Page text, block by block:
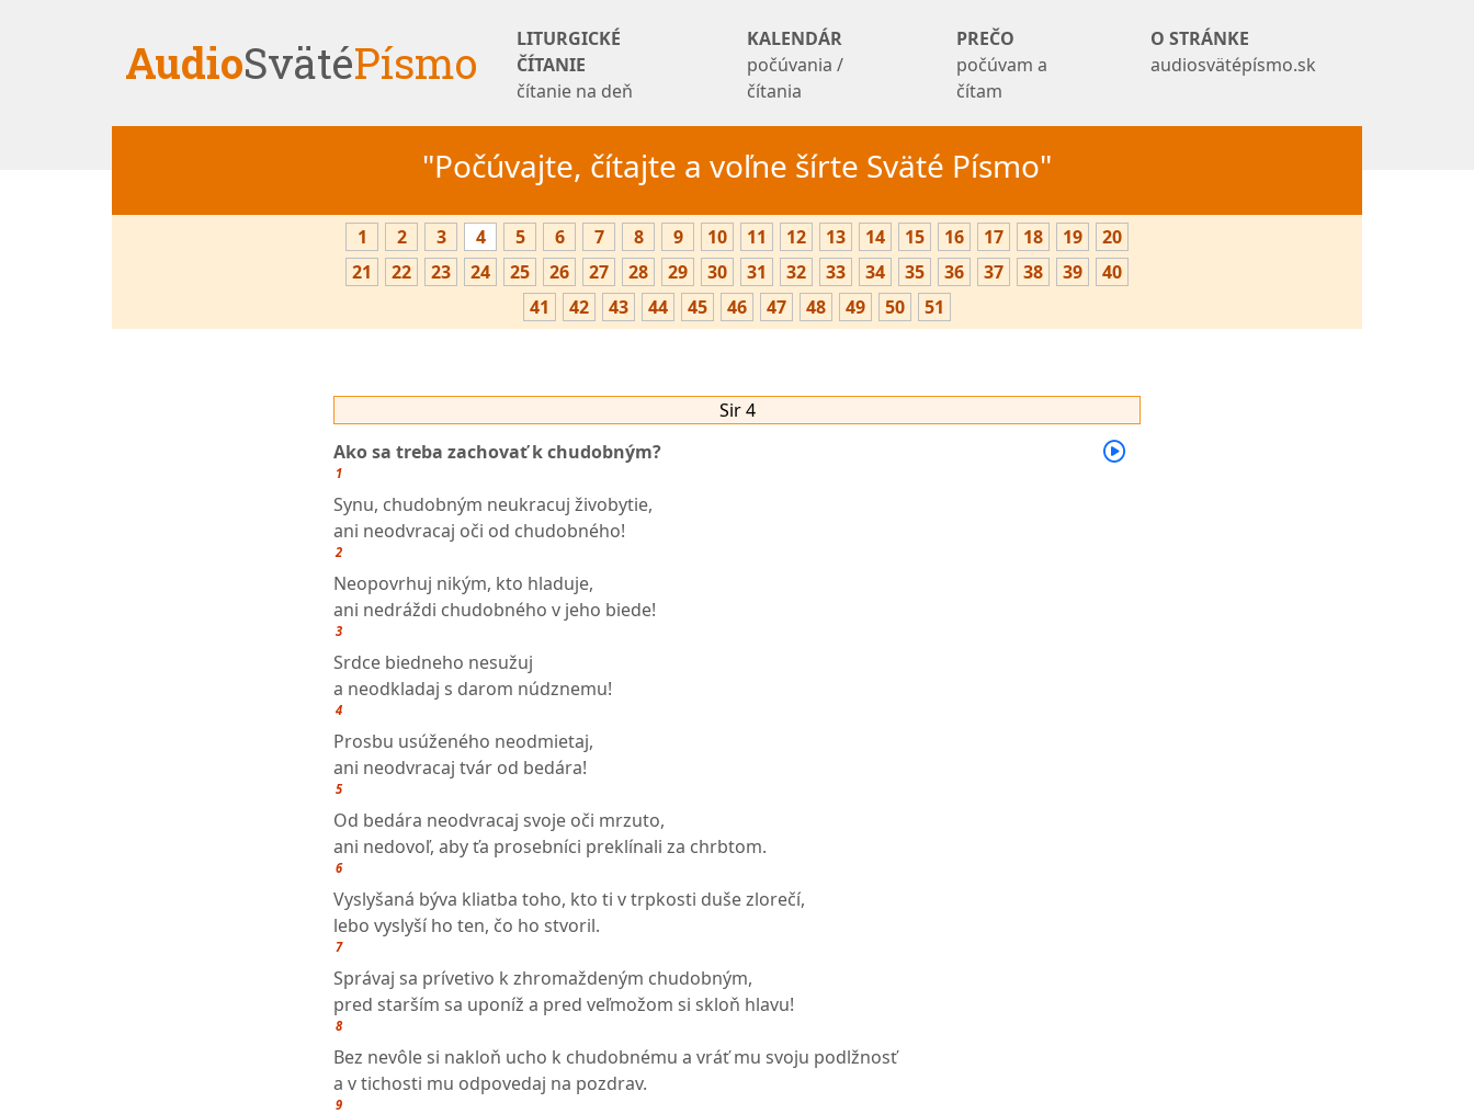
AudioSvätéPísmo
LITURGICKÉ
ČÍTANIE
čítanie na deň
KALENDÁR
počúvania /
čítania
PREČO
počúvam a
čítam
O STRÁNKE
audiosvätépísmo.sk
"Počúvajte, čítajte a voľne šírte Sväté Písmo"
1 2 3 4 5 6 7 8 9 10 11 12 13 14 15 16 17 18 19
20
21
22 23 24 25 26 27 28 29 30 31 32 33 34 35 36 37 38 39
40
41
42 43 44 45 46 47 48 49 50 51
Sir 4
Ako sa treba zachovať k chudobným?
1
Synu, chudobným neukracuj živobytie,
ani neodvracaj oči od chudobného!
2
Neopovrhuj nikým, kto hladuje,
ani nedráždi chudobného v jeho biede!
3
Srdce biedneho nesužuj
a neodkladaj s darom núdznemu!
4
Prosbu usúženého neodmietaj,
ani neodvracaj tvár od bedára!
5
Od bedára neodvracaj svoje oči mrzuto,
ani nedovoľ, aby ťa prosebníci preklínali za chrbtom.
6
Vyslyšaná býva kliatba toho, kto ti v trpkosti duše zlorečí,
lebo vyslyší ho ten, čo ho stvoril.
7
Správaj sa prívetivo k zhromaždeným chudobným,
pred starším sa uponíž a pred veľmožom si skloň hlavu!
8
Bez nevôle si nakloň ucho k chudobnému a vráť mu svoju podlžnosť
a v tichosti mu odpovedaj na pozdrav.
9